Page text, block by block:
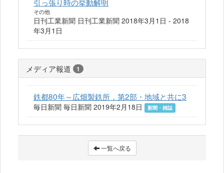
その他
日刊工業新聞 日刊工業新聞 2018年3月1日 - 2018
年3月1日
メディア報道 1
鉄都80年～広畑製鉄所，第2部・地域と共に3
毎日新聞 毎日新聞 2019年2月18日 新聞・雑誌
一覧へ戻る